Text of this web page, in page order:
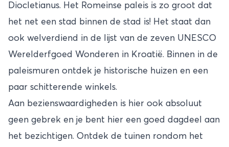
Diocletianus. Het Romeinse paleis is zo groot dat
het net een stad binnen de stad is! Het staat dan
ook welverdiend in de lijst van de zeven UNESCO
Werelderfgoed Wonderen in Kroatië. Binnen in de
paleismuren ontdek je historische huizen en een
paar schitterende winkels.
Aan bezienswaardigheden is hier ook absoluut
geen gebrek en je bent hier een goed dagdeel aan
het bezichtigen. Ontdek de tuinen rondom het